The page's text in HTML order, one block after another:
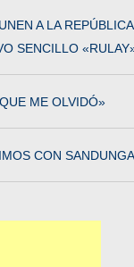
A LA REPÚBLICA
SENCILLO
ME OLVIDÓ»
CON